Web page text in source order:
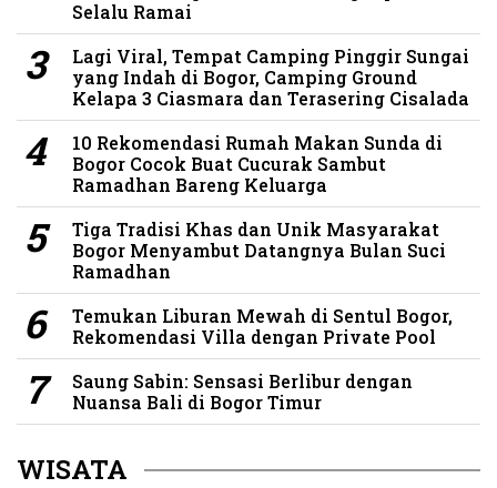
Selalu Ramai
Lagi Viral, Tempat Camping Pinggir Sungai
yang Indah di Bogor, Camping Ground
Kelapa 3 Ciasmara dan Terasering Cisalada
10 Rekomendasi Rumah Makan Sunda di
Bogor Cocok Buat Cucurak Sambut
Ramadhan Bareng Keluarga
Tiga Tradisi Khas dan Unik Masyarakat
Bogor Menyambut Datangnya Bulan Suci
Ramadhan
Temukan Liburan Mewah di Sentul Bogor,
Rekomendasi Villa dengan Private Pool
Saung Sabin: Sensasi Berlibur dengan
Nuansa Bali di Bogor Timur
WISATA